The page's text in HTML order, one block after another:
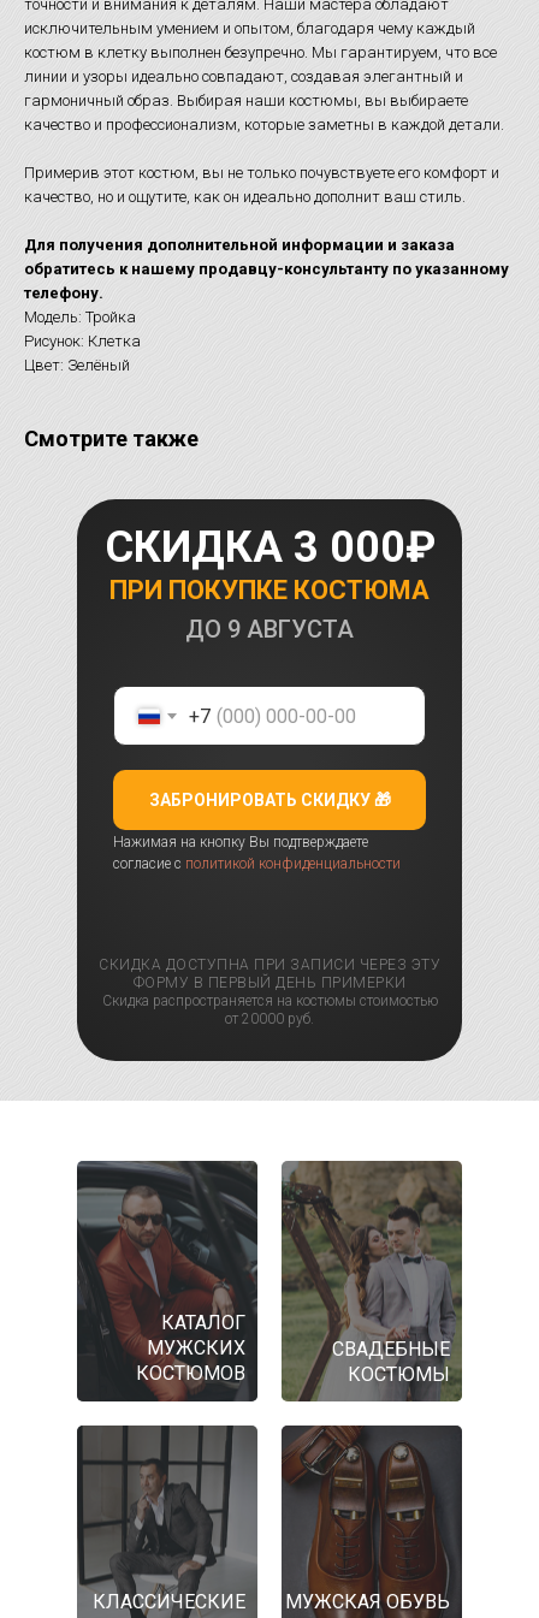
точности и внимания к деталям. Наши мастера обладают
исключительным умением и опытом, благодаря чему каждый
костюм в клетку выполнен безупречно. Мы гарантируем, что все
линии и узоры идеально совпадают, создавая элегантный и
гармоничный образ. Выбирая наши костюмы, вы выбираете
качество и профессионализм, которые заметны в каждой детали.
Примерив этот костюм, вы не только почувствуете его комфорт и
качество, но и ощутите, как он идеально дополнит ваш стиль.
Для получения дополнительной информации и заказа
обратитесь к нашему продавцу-консультанту по указанному
телефону.
Модель: Тройка
Рисунок: Клетка
Цвет: Зелёный
Смотрите также
ПРИ ПОКУПКЕ КОСТЮМА
СКИДКА 3 000₽
СКИДКА ДОСТУПНА ПРИ ЗАПИСИ ЧЕРЕЗ ЭТУ
ФОРМУ В ПЕРВЫЙ ДЕНЬ ПРИМЕРКИ
Скидка распространяется на костюмы стоимостью
от 20000 руб.
ДО 9 АВГУСТА
+7
ЗАБРОНИРОВАТЬ СКИДКУ 🎁
Нажимая на кнопку Вы подтверждаете
согласие с политикой конфиденциальности
КАТАЛОГ
МУЖСКИХ
КОСТЮМОВ
СВАДЕБНЫЕ
КОСТЮМЫ
КЛАССИЧЕСКИЕ
МУЖСКАЯ ОБУВЬ